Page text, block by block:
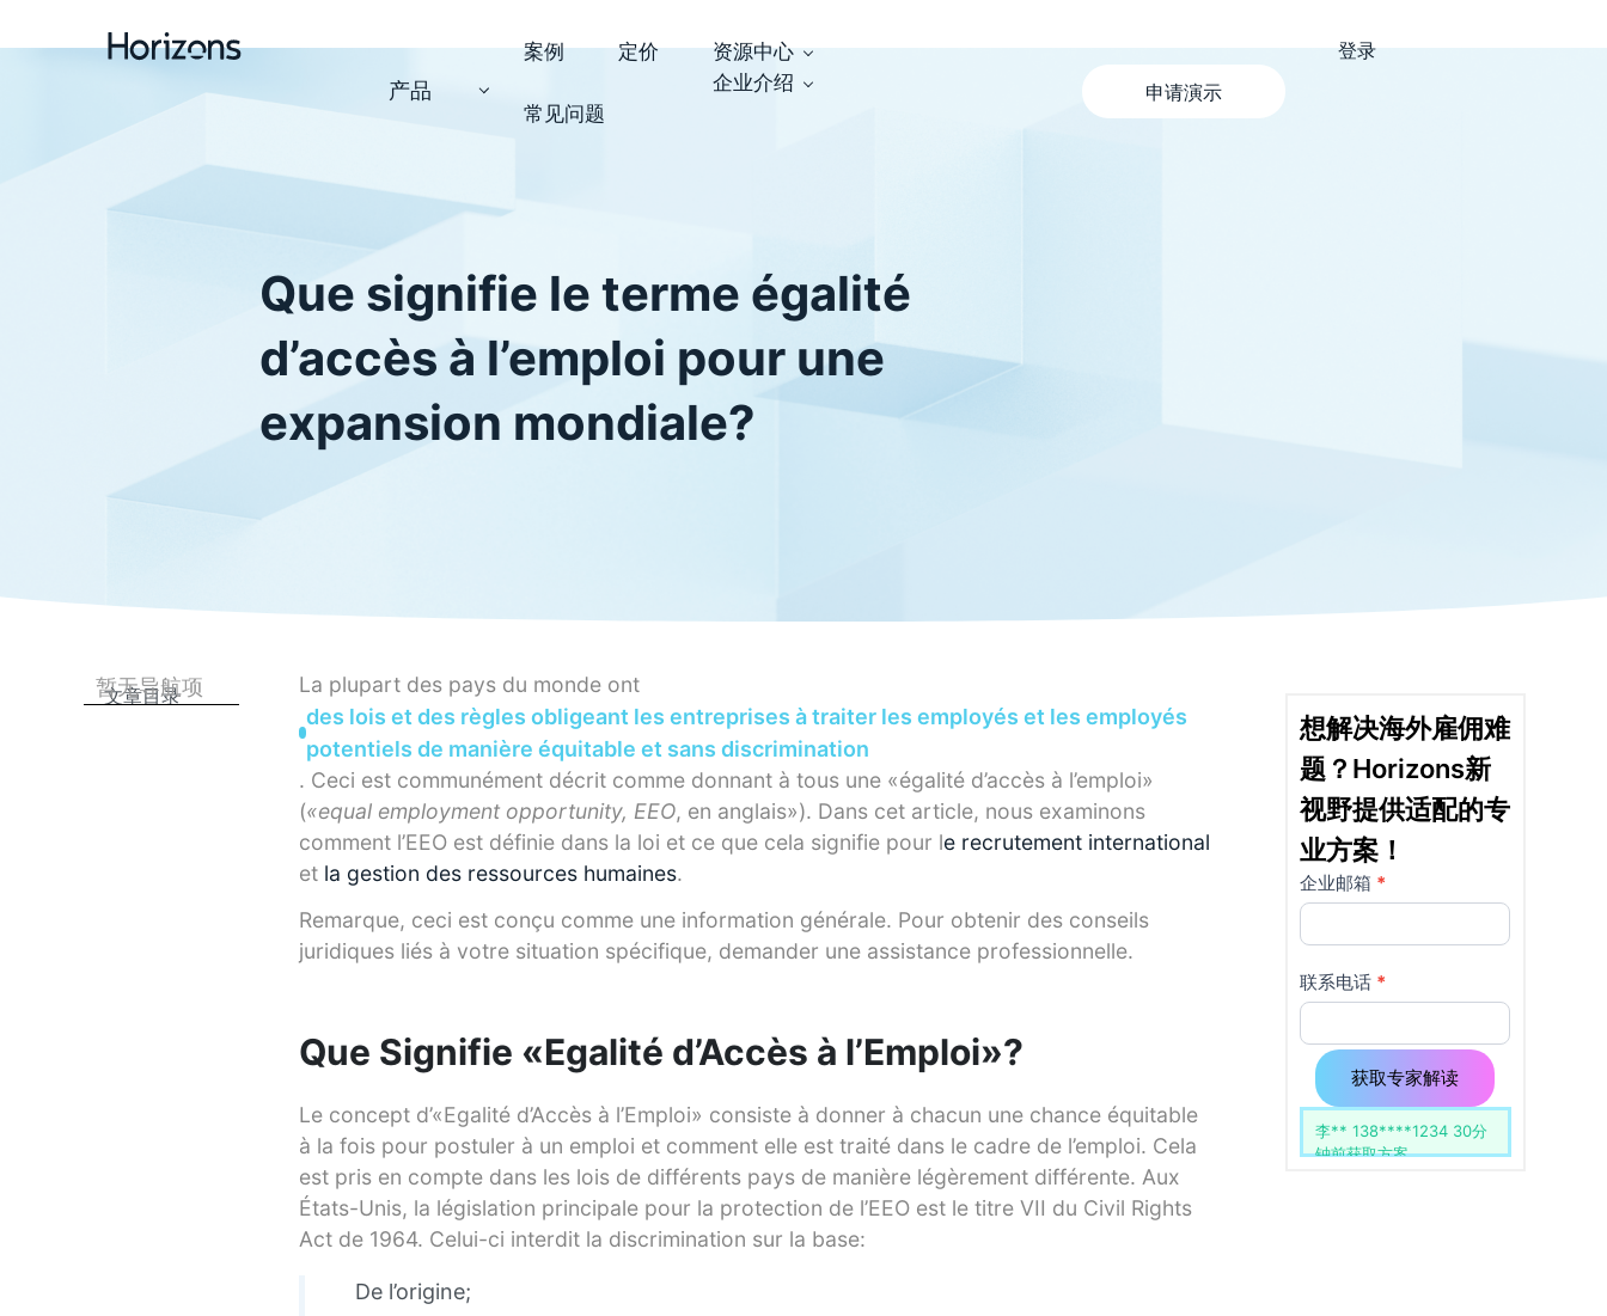
产品
案例 定价
资源中心
企业介绍
常见问题
申请演示
登录
Que signifie le terme égalité
d’accès à l’emploi pour une
expansion mondiale?
文章目录
暂无导航项
La plupart des pays du monde ont
des lois et des règles obligeant les entreprises à traiter les employés et les employés
potentiels de manière équitable et sans discrimination
. Ceci est communément décrit comme donnant à tous une «égalité d’accès à l’emploi»
(«equal employment opportunity, EEO, en anglais»). Dans cet article, nous examinons
comment l’EEO est définie dans la loi et ce que cela signifie pour le recrutement international
et la gestion des ressources humaines.
Remarque, ceci est conçu comme une information générale. Pour obtenir des conseils
juridiques liés à votre situation spécifique, demander une assistance professionnelle.
Que Signifie «Egalité d’Accès à l’Emploi»?
Le concept d’«Egalité d’Accès à l’Emploi» consiste à donner à chacun une chance équitable
à la fois pour postuler à un emploi et comment elle est traité dans le cadre de l’emploi. Cela
est pris en compte dans les lois de différents pays de manière légèrement différente. Aux
États-Unis, la législation principale pour la protection de l’EEO est le titre VII du Civil Rights
Act de 1964. Celui-ci interdit la discrimination sur la base:
De l’origine;
想解决海外雇佣难
题？Horizons新
视野提供适配的专
业方案！
详
情
页
使
用
企业邮箱 *
联系电话 *
如果
你是
人
类，
该字
段请
留
空。
获取专家解读
李** 138****1234 30分
钟前获取方案
王** 137****5678 15分
钟前获取方案